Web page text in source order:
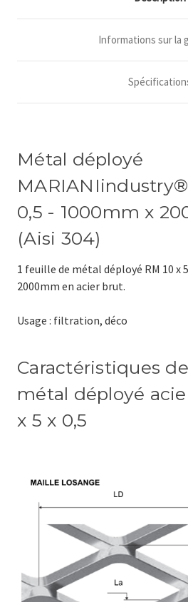
-
1
feuille
-
Informations sur la
Métal déployé
MARIANIindustry®
0,5 - 1000mm x
(Aisi 304)
1 feuille de métal déployé RM 10 x
2000mm en acier brut.
Usage : filtration, déco
Caractéristiques
métal déployé
x 5 x 0,5